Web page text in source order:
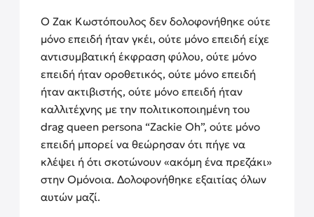
Ο Ζακ Κωστόπουλος δεν δολοφονήθηκε ούτε
μόνο επειδή ήταν γκέι, ούτε μόνο επειδή είχε
αντισυμβατική έκφραση φύλου, ούτε μόνο
επειδή ήταν οροθετικός, ούτε μόνο επειδή
ήταν ακτιβιστής, ούτε μόνο επειδή ήταν
καλλιτέχνης με την πολιτικοποιημένη του
drag queen persona “Zackie Oh”, ούτε μόνο
επειδή μπορεί να θεώρησαν ότι πήγε να
κλέψει ή ότι σκοτώνουν «ακόμη ένα πρεζάκι»
στην Ομόνοια. Δολοφονήθηκε εξαιτίας όλων
αυτών μαζί.